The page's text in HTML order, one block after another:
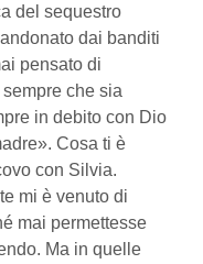
del sequestro
dai banditi
pensato di
che sia
in debito con Dio
Cosa ti è
con Silvia.
mi è venuto di
mai permettesse
Ma in quelle